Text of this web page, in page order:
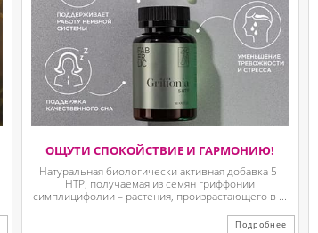
ОЩУТИ СПОКОЙСТВИЕ И ГАРМОНИЮ!
Натуральная биологически активная добавка 5-
HTP, получаемая из семян гриффонии
симплицифолии – растения, произрастающего в ...
Подробнее